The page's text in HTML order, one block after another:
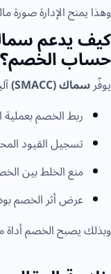
وهذا يمنح الإدارة صورة
كيف يدعم
حساب الخصم؟
يوفّرسماك (SMACC)
ربط الخصم بعملية
تسجيل القيود
منع الخلط بين
عرض أثر الخصم
وبذلك يصبح الخصم